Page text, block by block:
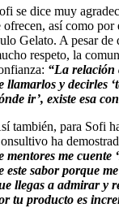
se dice muy
ofrecen, así como
Gelato. A pesar de
respeto, la
“La relación
llamarlos y decirles
ir’, existe esa
también, para Sofi
ha
mentores me cuente
este sabor porque
llegas a admirar y
tu producto es